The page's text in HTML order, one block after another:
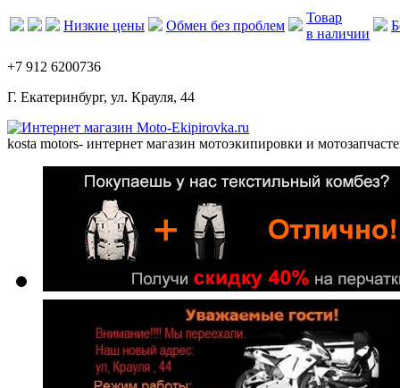
Низкие цены Обмен без проблем
Товар
в наличии
+7 912 6200736
Г. Екатеринбург, ул. Крауля, 44
kosta motors- интернет магазин мотоэкипировки и